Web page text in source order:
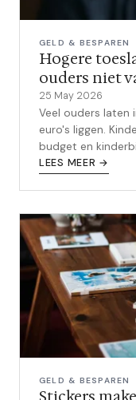
GELD & BESPAREN
Hogere
ouders niet
25 May 2026
Veel ouders laten
euro's liggen.
budget en
toeslagen al zijn
LEES MEER →
GELD & BESPAREN